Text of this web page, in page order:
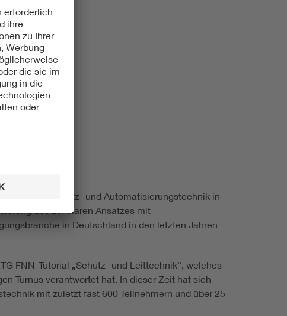
Studie „Schutz- und Automatisierungstechnik in
des zellularen Ansatzes mit
in Deutschland in den letzten Jahren
FNN-Tutorial „Schutz- und Leittechnik“, welches
Turnus verantwortet hat. In dieser Zeit hat sich
mit zuletzt fast 600 Teilnehmern und über 25